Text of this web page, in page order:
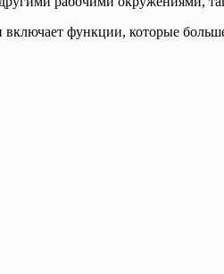
функции, которые